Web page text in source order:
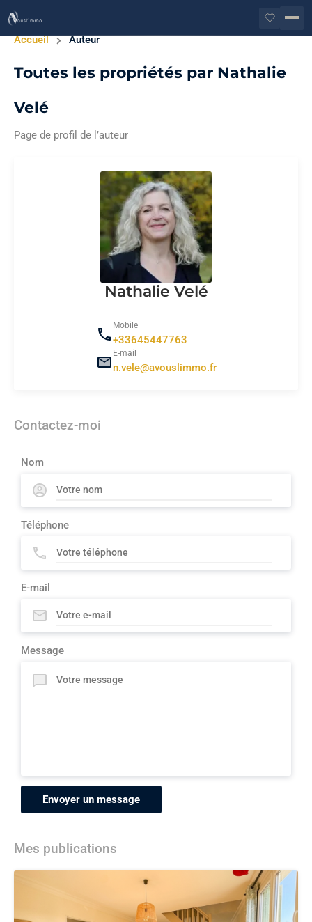
Accueil Auteur
Toutes les propriétés par Nathalie
Velé
Page de profil de l’auteur
Nathalie Velé
Mobile
+33645447763
E-mail
n.vele@avouslimmo.fr
Contactez-moi
Nom
Téléphone
E-mail
Message
Envoyer un message
Mes publications